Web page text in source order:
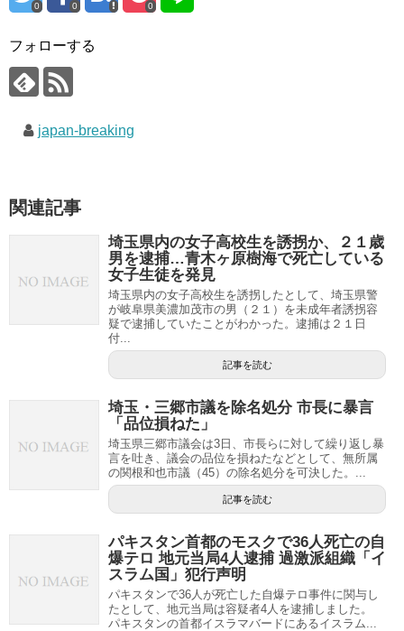
0 0 0
フォローする
japan-breaking
関連記事
埼玉県内の女子高校生を誘拐か、２１歳
男を逮捕…青木ヶ原樹海で死亡している
女子生徒を発見
埼玉県内の女子高校生を誘拐したとして、埼玉県警
が岐阜県美濃加茂市の男（２１）を未成年者誘拐容
疑で逮捕していたことがわかった。逮捕は２１日
付...
記事を読む
埼玉・三郷市議を除名処分 市長に暴言
「品位損ねた」
埼玉県三郷市議会は3日、市長らに対して繰り返し暴
言を吐き、議会の品位を損ねたなどとして、無所属
の関根和也市議（45）の除名処分を可決した。...
記事を読む
パキスタン首都のモスクで36人死亡の自
爆テロ 地元当局4人逮捕 過激派組織「イ
スラム国」犯行声明
パキスタンで36人が死亡した自爆テロ事件に関与し
たとして、地元当局は容疑者4人を逮捕しました。
パキスタンの首都イスラマバードにあるイスラム...